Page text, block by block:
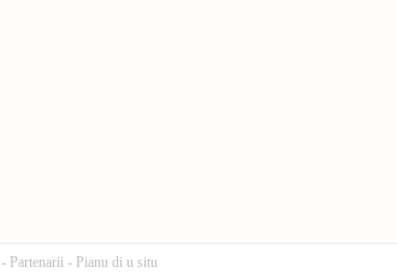
- Partenarii - Pianu di u situ